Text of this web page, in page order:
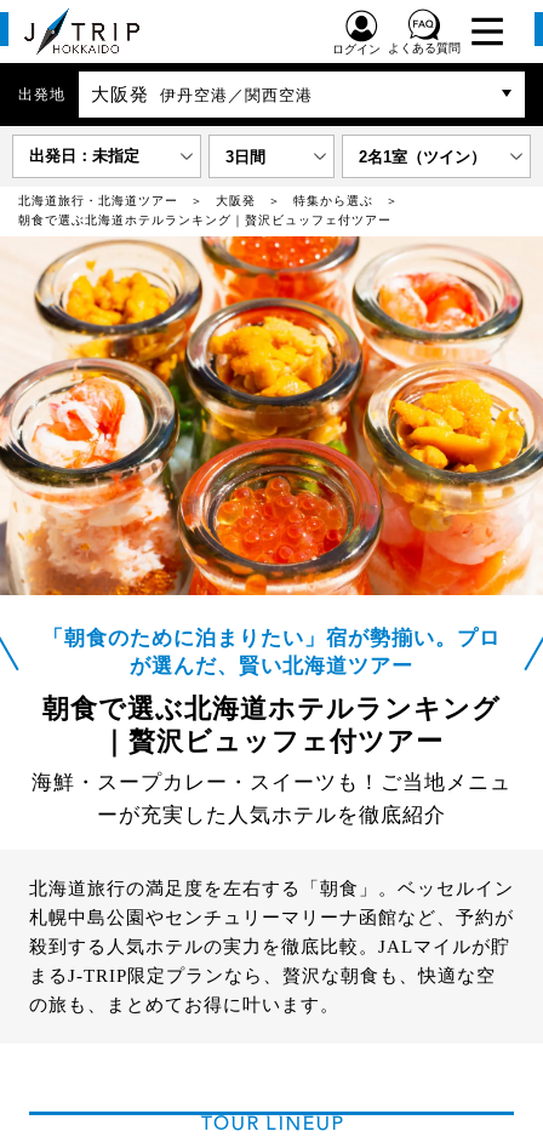
ログイン よくある質問
出発地 大阪発 伊丹空港／関西空港
出発日：未指定 3日間 2名1室（ツイン）
北海道旅行・北海道ツアー 大阪発
特集から選ぶ
朝食で選ぶ北海道ホテルランキング｜贅沢ビュッフェ付ツアー
「朝食のために泊まりたい」宿が勢揃い。プロ
が選んだ、賢い北海道ツアー
朝食で選ぶ北海道ホテルランキング
｜贅沢ビュッフェ付ツアー
海鮮・スープカレー・スイーツも！ご当地メニュ
ーが充実した人気ホテルを徹底紹介
北海道旅行の満足度を左右する「朝食」。ベッセルイン
札幌中島公園やセンチュリーマリーナ函館など、予約が
殺到する人気ホテルの実力を徹底比較。JALマイルが貯
まるJ-TRIP限定プランなら、贅沢な朝食も、快適な空
の旅も、まとめてお得に叶います。
TOUR LINEUP